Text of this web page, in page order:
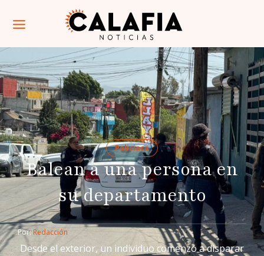
Policiaca
Balean a una persona en
su departamento
Por: Redacción
Desde el exterior, un individuo comenzó a disparar